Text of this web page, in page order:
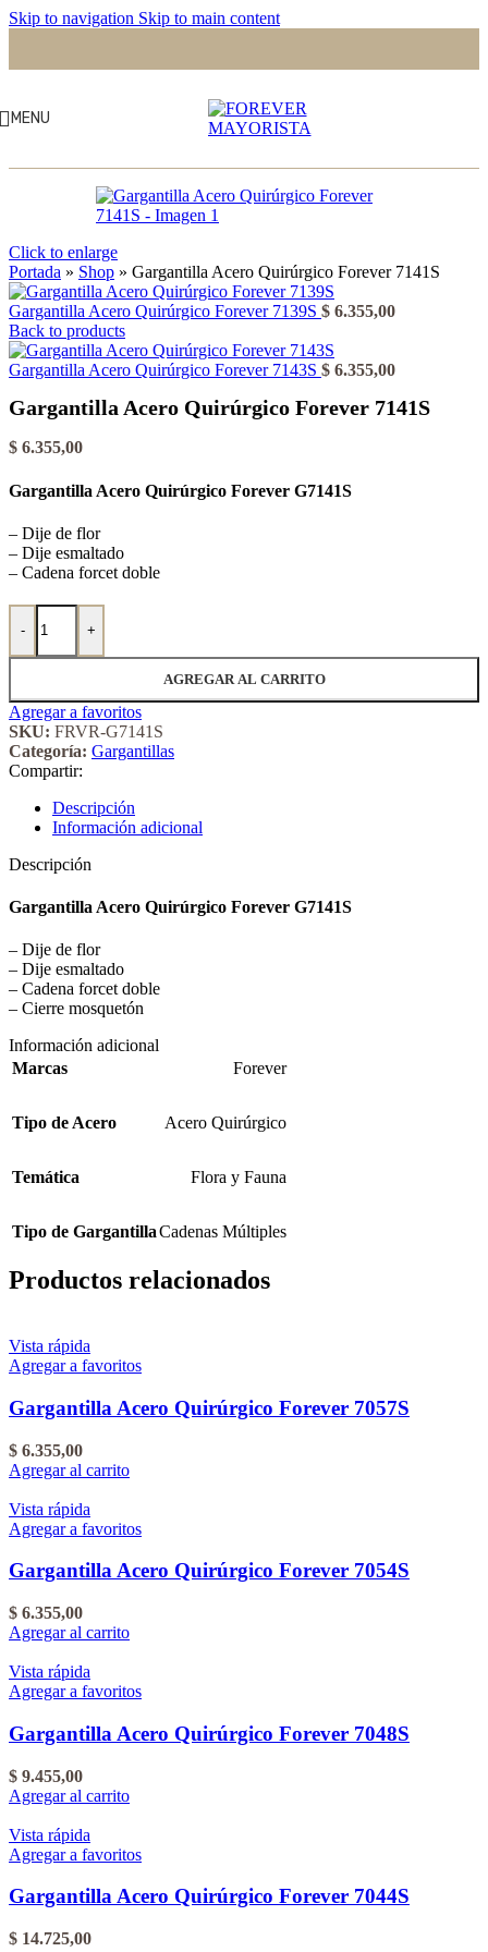
Skip to navigation Skip to main content
MENU
Click to enlarge
Portada » Shop » Gargantilla Acero Quirúrgico Forever 7141S
Gargantilla Acero Quirúrgico Forever 7139S $ 6.355,00
Back to products
Gargantilla Acero Quirúrgico Forever 7143S $ 6.355,00
Gargantilla Acero Quirúrgico Forever 7141S
$ 6.355,00
Gargantilla Acero Quirúrgico Forever G7141S
– Dije de flor
– Dije esmaltado
– Cadena forcet doble
-
Gargantilla Acero Quirúrgico Forever 7141S cantidad
+
AGREGAR AL CARRITO
Agregar a favoritos
SKU: FRVR-G7141S
Categoría: Gargantillas
Compartir:
Descripción
Información adicional
Descripción
Gargantilla Acero Quirúrgico Forever G7141S
– Dije de flor
– Dije esmaltado
– Cadena forcet doble
– Cierre mosquetón
Información adicional
Marcas
Forever
Tipo de Acero Acero Quirúrgico
Temática Flora y Fauna
Tipo de GargantillaCadenas Múltiples
Productos relacionados
Vista rápida
Agregar a favoritos
Gargantilla Acero Quirúrgico Forever 7057S
$ 6.355,00
Agregar al carrito
Vista rápida
Agregar a favoritos
Gargantilla Acero Quirúrgico Forever 7054S
$ 6.355,00
Agregar al carrito
Vista rápida
Agregar a favoritos
Gargantilla Acero Quirúrgico Forever 7048S
$ 9.455,00
Agregar al carrito
Vista rápida
Agregar a favoritos
Gargantilla Acero Quirúrgico Forever 7044S
$ 14.725,00